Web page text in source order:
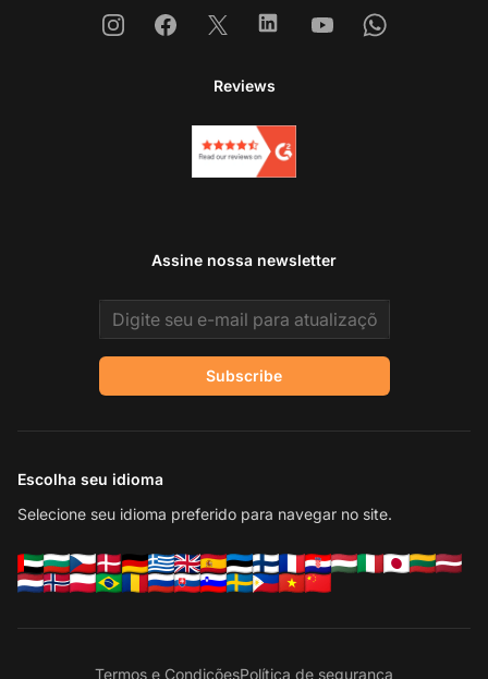
InstagramFacebook
X LinkedinYoutubeWhatsapp
Reviews
Assine nossa newsletter
Email address
Subscribe
Escolha seu idioma
Selecione seu idioma preferido para navegar no site.
Termos e CondiçõesPolítica de segurança